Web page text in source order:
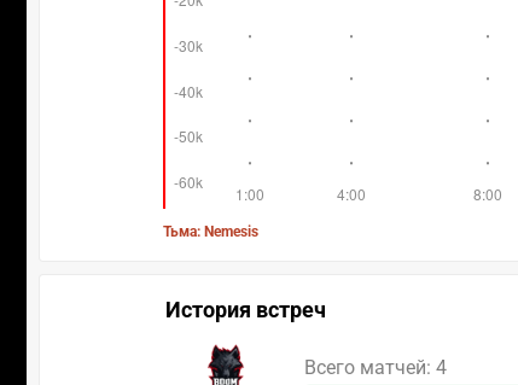
Тьма: Nemesis
История встреч
Всего матчей: 4